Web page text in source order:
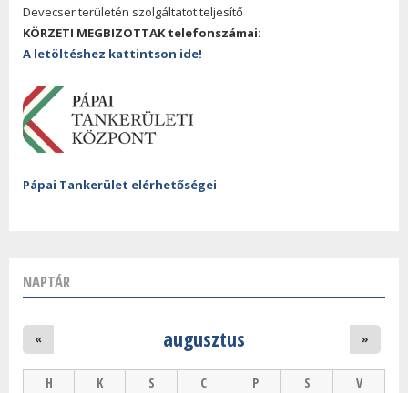
Devecser területén szolgáltatot teljesítő
KÖRZETI MEGBIZOTTAK telefonszámai:
A letöltéshez kattintson ide!
Pápai Tankerület elérhetőségei
NAPTÁR
augusztus
« »
H K S C P S V